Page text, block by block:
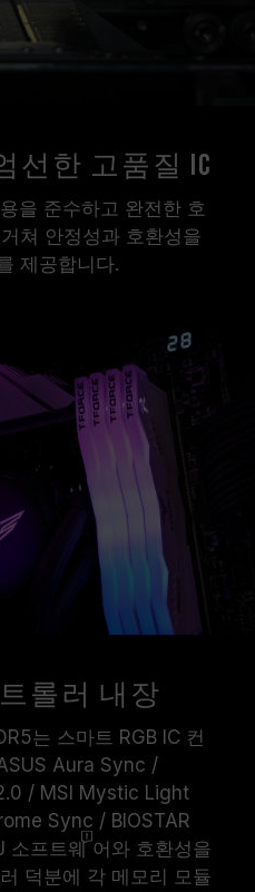
선한 고품질 IC
을 준수하고 완전한 호
쳐 안정성과 호환성을
제공합니다.
트롤러 내장
는 스마트 RGB IC 컨
Aura Sync /
/ MSI Mystic Light
Sync / BIOSTAR
소프트웨어와 호환성을
덕분에 각 메모리 모듈